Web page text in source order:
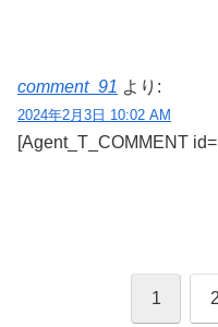
comment_91 より:
2024年2月3日 10:02 AM
[Agent_T_COMMENT
1 2